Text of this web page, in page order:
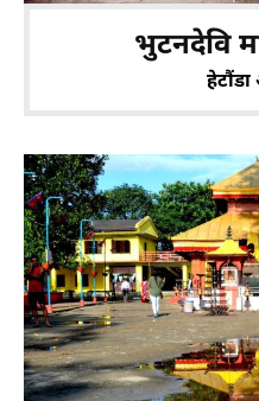
भुटनदेवि